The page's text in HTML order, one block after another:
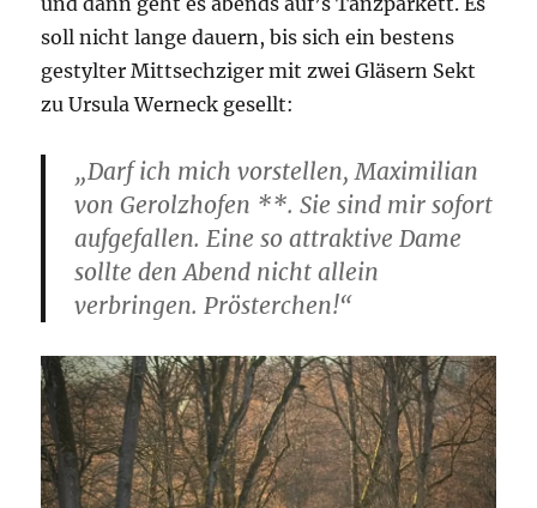
soll nicht lange dauern, bis sich ein bestens
gestylter Mittsechziger mit zwei Gläsern Sekt
zu Ursula Werneck gesellt:
„Darf ich mich vorstellen, Maximilian
von Gerolzhofen **. Sie sind mir sofort
aufgefallen. Eine so attraktive Dame
sollte den Abend nicht allein
verbringen. Prösterchen!“